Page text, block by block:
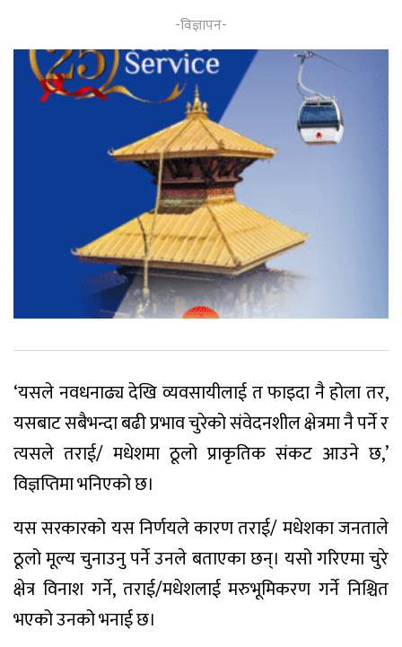
‘यसले नवधनाढ्य देखि व्यवसायीलाई त फाइदा नै होला तर,
यसबाट सबैभन्दा बढी प्रभाव चुरेको संवेदनशील क्षेत्रमा नै पर्ने र
त्यसले तराई/ मधेशमा ठूलो प्राकृतिक संकट आउने छ,’
विज्ञप्तिमा भनिएको छ।
यस सरकारको यस निर्णयले कारण तराई/ मधेशका जनताले
ठूलो मूल्य चुनाउनु पर्ने उनले बताएका छन्। यसो गरिएमा चुरे
क्षेत्र विनाश गर्ने, तराई/मधेशलाई मरुभूमिकरण गर्ने निश्चित
भएको उनको भनाई छ।